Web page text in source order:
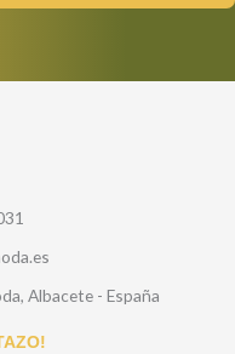
Albacete - España